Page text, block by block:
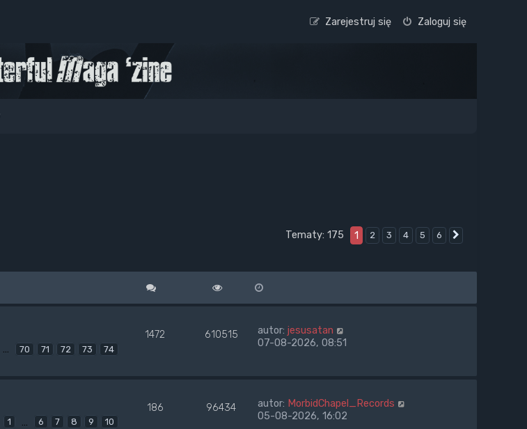
Zaloguj się
Zarejestruj się
Tematy: 175 1 2 3 4 5 6
… 70 71 72 73 74
1472 610515 autor: jesusatan
07-08-2026, 08:51
1 … 6 7 8 9 10
186 96434 autor: MorbidChapel_Records
05-08-2026, 16:02